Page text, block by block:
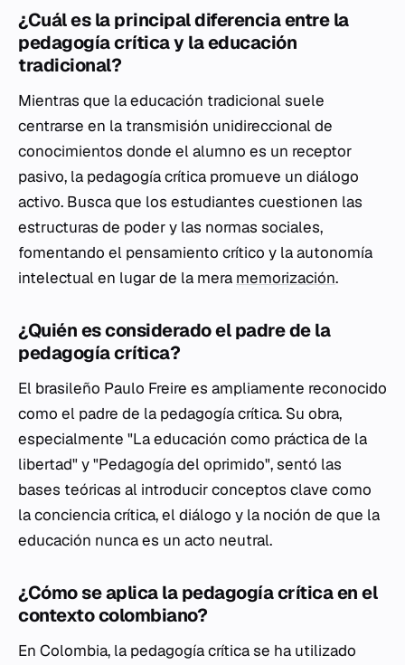
¿Cuál es la principal diferencia entre la
pedagogía crítica y la educación
tradicional?
Mientras que la educación tradicional suele
centrarse en la transmisión unidireccional de
conocimientos donde el alumno es un receptor
pasivo, la pedagogía crítica promueve un diálogo
activo. Busca que los estudiantes cuestionen las
estructuras de poder y las normas sociales,
fomentando el pensamiento crítico y la autonomía
intelectual en lugar de la mera memorización.
¿Quién es considerado el padre de la
pedagogía crítica?
El brasileño Paulo Freire es ampliamente reconocido
como el padre de la pedagogía crítica. Su obra,
especialmente "La educación como práctica de la
libertad" y "Pedagogía del oprimido", sentó las
bases teóricas al introducir conceptos clave como
la conciencia crítica, el diálogo y la noción de que la
educación nunca es un acto neutral.
¿Cómo se aplica la pedagogía crítica en el
contexto colombiano?
En Colombia, la pedagogía crítica se ha utilizado